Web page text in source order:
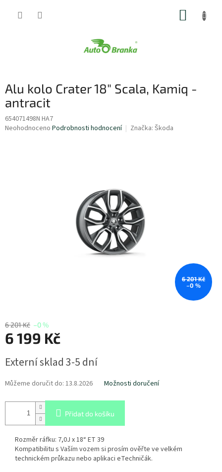
Alu kolo Crater 18" Scala, Kamiq -
antracit
654071498N HA7
Průměrné
Neohodnoceno Podrobnosti hodnocení Značka: Škoda
6 201 Kč
–0 %
6 201 Kč –0 %
6 199 Kč
cena:
Externí sklad 3-5 dní
Můžeme doručit do: 13.8.2026 Možnosti doručení
Přidat do košíku
Rozměr ráfku: 7,0J x 18“ ET 39
Kompatibilitu s Vaším vozem si prosím ověřte ve velkém
technickém průkazu nebo aplikaci eTechničák.